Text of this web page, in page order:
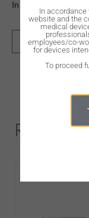
In stock
ADD
Related
In
website and the
medical
employees/co-
for devices
To proceed